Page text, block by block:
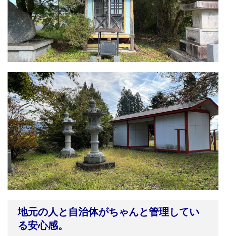
地元の人と自治体がちゃんと管理してい
る安心感。